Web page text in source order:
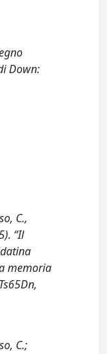
Down:
C.,
“Il
memoria
C.;